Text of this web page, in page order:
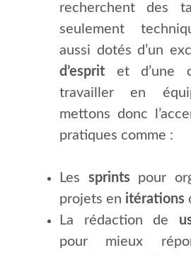
recherchent des
seulement
aussi dotés d’un
d’esprit et d’une
travailler en
mettons donc
pratiques comme :
Les sprints pour
projets en itérations
La rédaction de
pour mieux